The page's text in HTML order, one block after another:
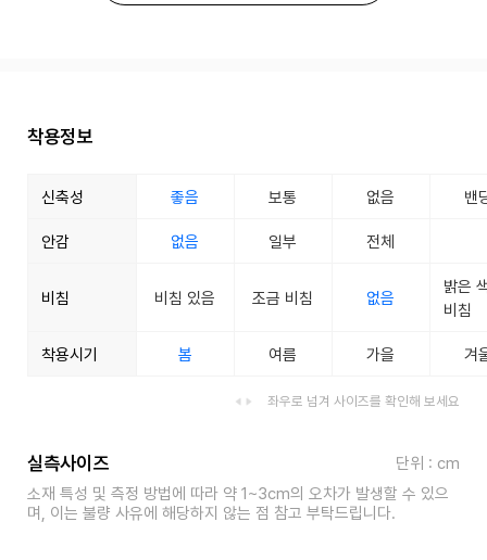
착용정보
신축성 좋음 보통 없음 밴
안감 없음 일부 전체
비침 비침 있음 조금 비침 없음
밝은
비침
착용시기 봄 여름 가을 겨
좌우로 넘겨 사이즈를 확인해 보세요
실측사이즈
단위 : cm
소재 특성 및 측정 방법에 따라 약 1~3cm의 오차가 발생할 수 있으
며, 이는 불량 사유에 해당하지 않는 점 참고 부탁드립니다.